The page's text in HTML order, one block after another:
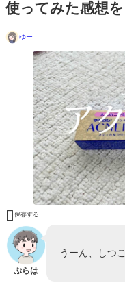
使ってみた感想
ゆー
 保存する
ぷらは
うーん、しつ